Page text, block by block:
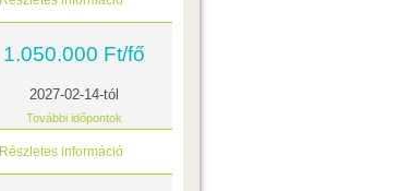
1.050.000 Ft/fő
2027-02-14-tól
További időpontok
Részletes információ